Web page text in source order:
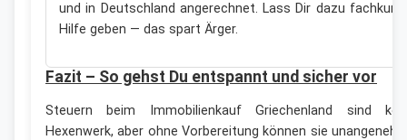
und in Deutschland angerechnet. Lass Dir dazu
Hilfe geben — das spart Ärger.
Fazit – So gehst Du entspannt und sicher vor
Steuern beim Immobilienkauf Griechenland sind
Hexenwerk, aber ohne Vorbereitung können sie